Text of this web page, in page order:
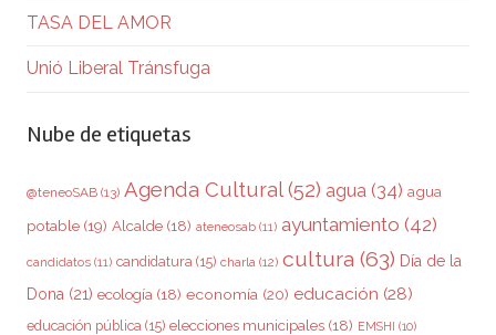
TASA DEL AMOR
Unió Liberal Tránsfuga
Nube de etiquetas
@teneoSAB (13) Agenda Cultural(52) agua (34) agua
potable (19) Alcalde (18) ateneosab (11) ayuntamiento (42)
candidatos (11) candidatura (15) charla (12) cultura (63) Día de la
Dona (21) ecología (18) economía (20) educación (28)
educación pública (15) elecciones municipales (18) EMSHI (10)